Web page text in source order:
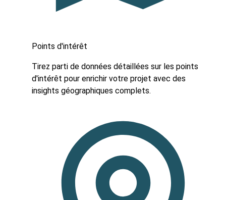
Points d'intérêt
Tirez parti de données détaillées sur les points
d'intérêt pour enrichir votre projet avec des
insights géographiques complets.